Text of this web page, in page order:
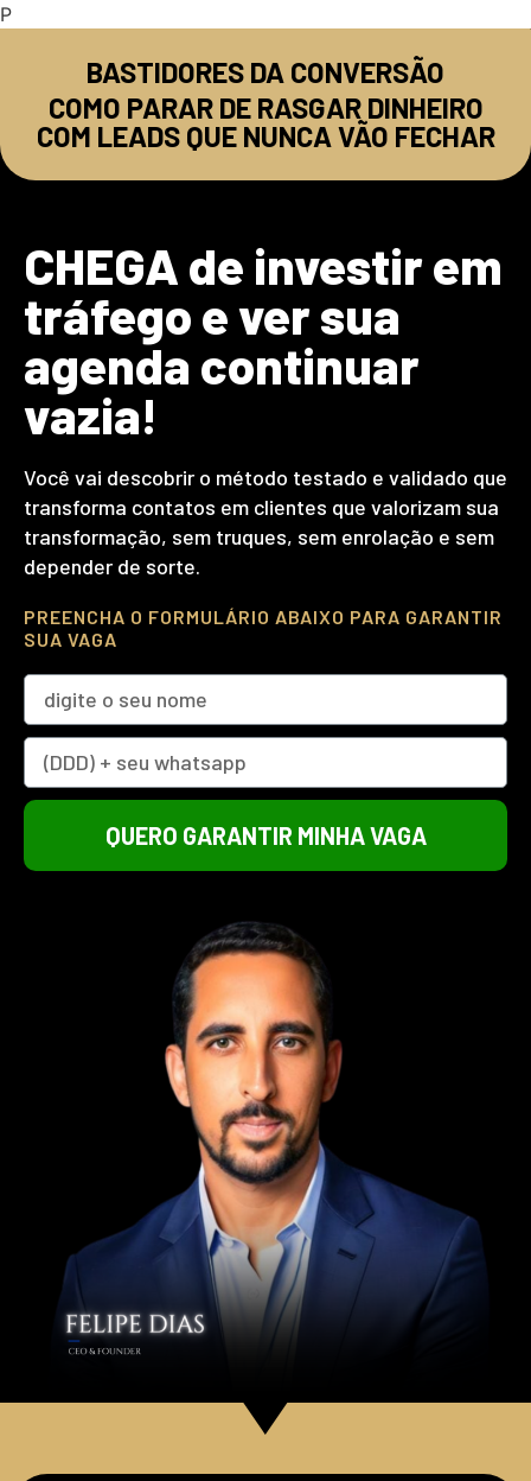
P
BASTIDORES DA CONVERSÃO
COMO PARAR DE RASGAR DINHEIRO
COM LEADS QUE NUNCA VÃO FECHAR
CHEGA de investir em
tráfego e ver sua
agenda continuar
vazia!
Você vai descobrir o método testado e validado que
transforma contatos em clientes que valorizam sua
transformação, sem truques, sem enrolação e sem
depender de sorte.
PREENCHA O FORMULÁRIO ABAIXO PARA GARANTIR
SUA VAGA
QUERO GARANTIR MINHA VAGA